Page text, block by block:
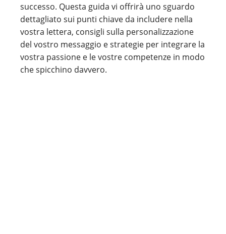
successo. Questa guida vi offrirà uno sguardo
dettagliato sui punti chiave da includere nella
vostra lettera, consigli sulla personalizzazione
del vostro messaggio e strategie per integrare la
vostra passione e le vostre competenze in modo
che spicchino davvero.